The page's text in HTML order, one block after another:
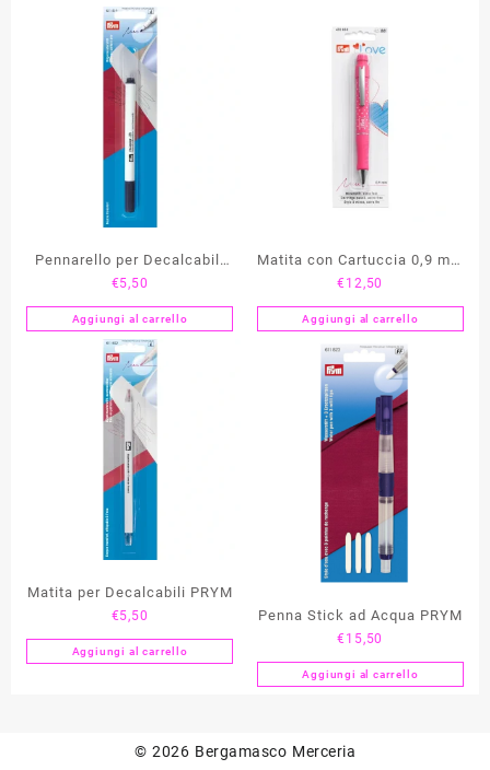
Pennarello per Decalcabili
PRYM
€5,50
Aggiungi al carrello
Matita con Cartuccia 0,9 mm
“Extra Fine” PRYM Love
€ 12,50
Aggiungi al carrello
Matita per Decalcabili PRYM
€5,50
Aggiungi al carrello
Penna Stick ad Acqua PRYM
€ 15,50
Aggiungi al carrello
© 2026 Bergamasco Merceria